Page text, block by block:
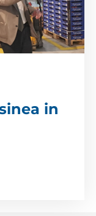
in